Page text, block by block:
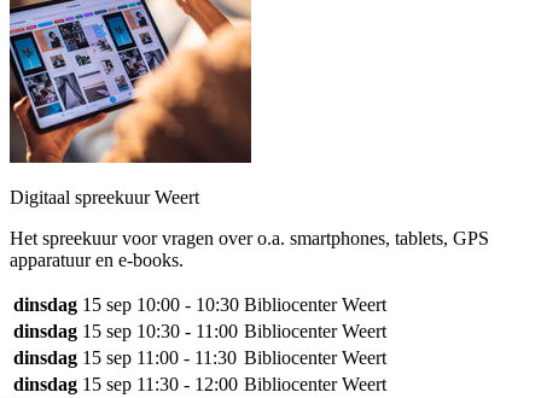
Digitaal spreekuur Weert
Het spreekuur voor vragen over o.a. smartphones, tablets, GPS
apparatuur en e-books.
dinsdag 15 sep 10:00 - 10:30 Bibliocenter Weert
dinsdag 15 sep 10:30 - 11:00 Bibliocenter Weert
dinsdag 15 sep 11:00 - 11:30 Bibliocenter Weert
dinsdag 15 sep 11:30 - 12:00 Bibliocenter Weert